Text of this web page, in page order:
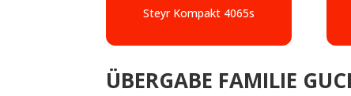
Steyr Kompakt 4065s
ÜBERGABE FAMILIE